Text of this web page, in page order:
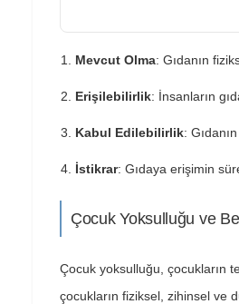
Mevcut Olma: Gıdanın
Erişilebilirlik: İnsanların
Kabul Edilebilirlik:
İstikrar: Gıdaya erişimin
Çocuk Yoksulluğu ve
Çocuk yoksulluğu, çocukların
çocukların fiziksel, zihinsel ve